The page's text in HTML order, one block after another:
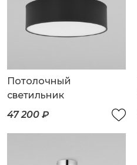
Потолочный
светильник
47 200 ₽